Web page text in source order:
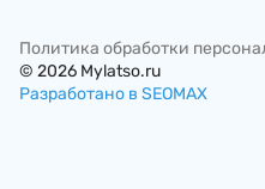
© 2026 Mylatso.ru
Разработано в SEOMAX
Политика обработки